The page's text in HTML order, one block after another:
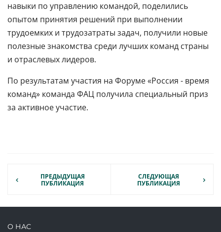
навыки по управлению командой, поделились
опытом принятия решений при выполнении
трудоемких и трудозатраты задач, получили новые
полезные знакомства среди лучших команд страны
и отраслевых лидеров.
По результатам участия на Форуме «Россия - время
команд» команда ФАЦ получила специальный приз
за активное участие.
ПРЕДЫДУЩАЯ
ПУБЛИКАЦИЯ
СЛЕДУЮЩАЯ
ПУБЛИКАЦИЯ
О НАС